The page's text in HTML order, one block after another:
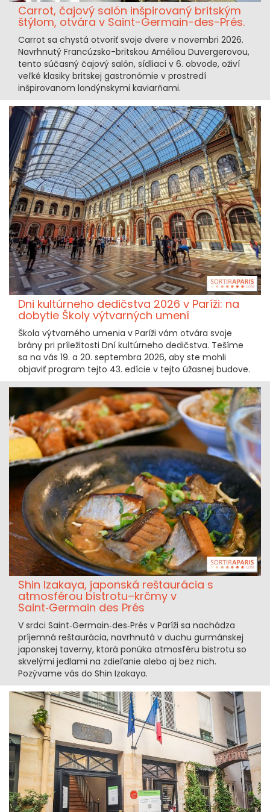
Carrot, čajový salón inšpirovaný britským
štýlom, otvára v Saint-Germain-des-Prés.
Carrot sa chystá otvoriť svoje dvere v novembri 2026.
Navrhnutý Francúzsko-britskou Améliou Duvergerovou,
tento súčasný čajový salón, sídliaci v 6. obvode, oživí
veľké klasiky britskej gastronómie v prostredí
inšpirovanom londýnskymi kaviarňami.
Dni kultúrneho dedičstva 2026 v Paríži: na
dobytie Školy výtvarných umení
Škola výtvarného umenia v Paríži vám otvára svoje
brány pri príležitosti Dní kultúrneho dedičstva. Tešíme
sa na vás 19. a 20. septembra 2026, aby ste mohli
objaviť program tejto 43. edície v tejto úžasnej budove.
Shin Izakaya, japonská reštaurácia s
atmosférou bistrotu–krčmy v
Saint‑Germain des Prés
V srdci Saint‑Germain‑des‑Prés v Paríži sa nachádza
príjemná reštaurácia, navrhnutá v duchu gurmánskej
japonskej taverny, ktorá ponúka atmosféru bistrotu so
skvelými jedlami na zdieľanie alebo aj bez nich.
Pozývame vás do Shin Izakaya.